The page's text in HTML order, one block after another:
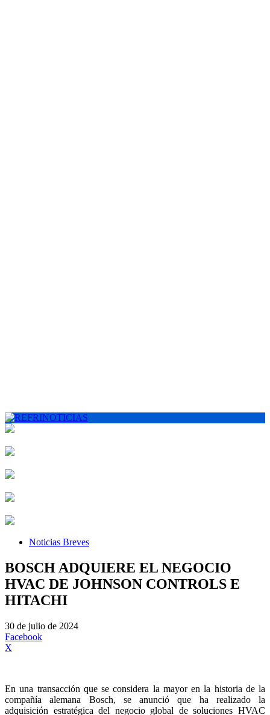
Noticias Breves
BOSCH ADQUIERE EL NEGOCIO
HVAC DE JOHNSON CONTROLS E
HITACHI
30 de julio de 2024
Facebook
X
En una transacción que se considera la mayor en la historia de la
compañía alemana Bosch, se anunció que ha realizado la
adquisición estratégica del negocio global de soluciones HVAC